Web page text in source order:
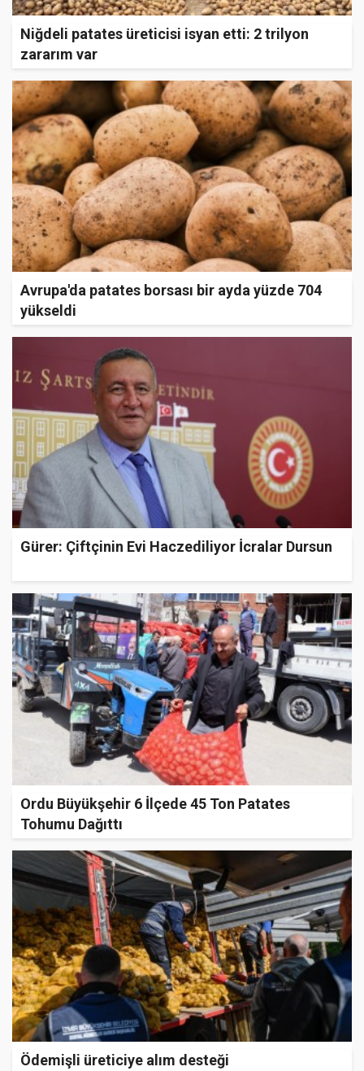
Niğdeli patates üreticisi isyan etti: 2 trilyon
zararım var
Avrupa'da patates borsası bir ayda yüzde 704
yükseldi
Gürer: Çiftçinin Evi Haczediliyor İcralar Dursun
Ordu Büyükşehir 6 İlçede 45 Ton Patates
Tohumu Dağıttı
Ödemişli üreticiye alım desteği